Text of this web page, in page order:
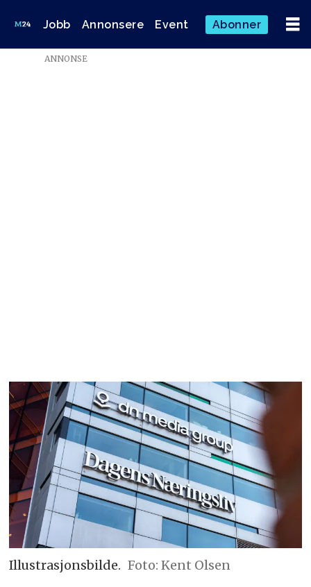
Jobb Annonsere Event Abonner
ANNONSE
Illustrasjonsbilde. Foto: Kent Olsen